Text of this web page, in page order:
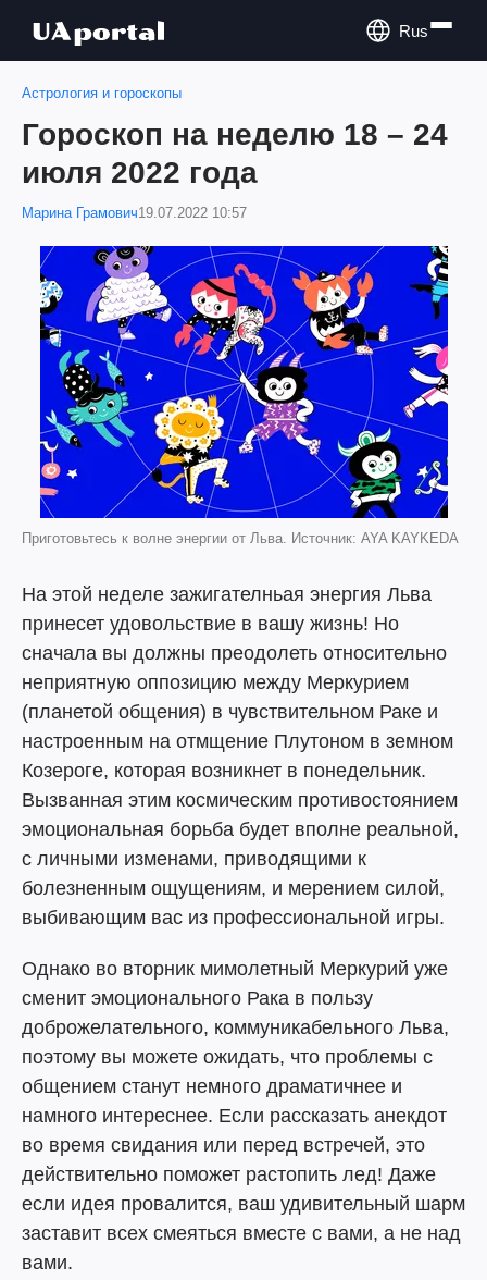
Rus
Астрология и гороскопы
Гороскоп на неделю 18 – 24
июля 2022 года
Марина Грамович19.07.2022 10:57
Приготовьтесь к волне энергии от Льва. Источник: AYA KAYKEDA
На этой неделе зажигателньая энергия Льва
принесет удовольствие в вашу жизнь! Но
сначала вы должны преодолеть относительно
неприятную оппозицию между Меркурием
(планетой общения) в чувствительном Раке и
настроенным на отмщение Плутоном в земном
Козероге, которая возникнет в понедельник.
Вызванная этим космическим противостоянием
эмоциональная борьба будет вполне реальной,
с личными изменами, приводящими к
болезненным ощущениям, и мерением силой,
выбивающим вас из профессиональной игры.
Однако во вторник мимолетный Меркурий уже
сменит эмоционального Рака в пользу
доброжелательного, коммуникабельного Льва,
поэтому вы можете ожидать, что проблемы с
общением станут немного драматичнее и
намного интереснее. Если рассказать анекдот
во время свидания или перед встречей, это
действительно поможет растопить лед! Даже
если идея провалится, ваш удивительный шарм
заставит всех смеяться вместе с вами, а не над
вами.